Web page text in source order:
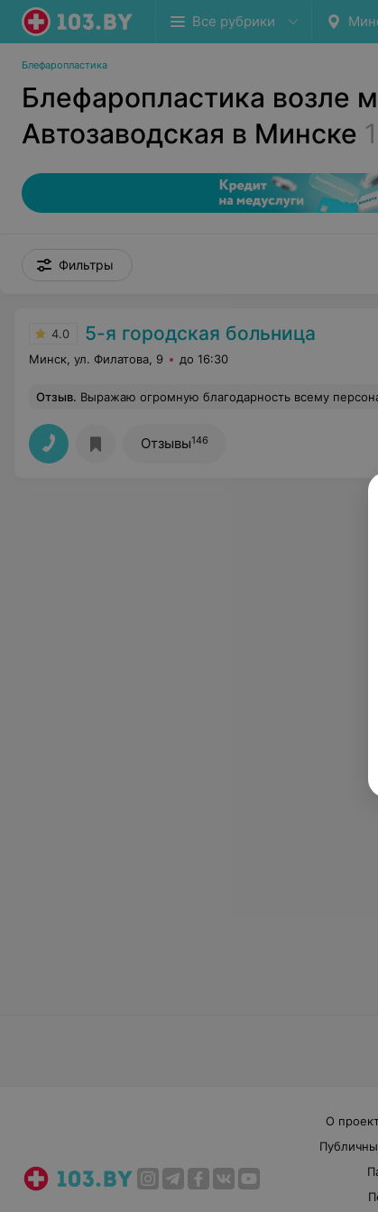
Все рубрики
Блефаропластика
Блефаропластика возле
Автозаводская в Минске 1
Фильтры
4.0 5-я городская больница
Минск, ул. Филатова, 9 до 16:30
Отзыв. Выражаю огромную благодарность всему персоналу отделения патологии беременности Роддома№5 г. Минска. Здесь я лежала на сохранении беременности, а затем кесарево сечение. Хочу выразить особую благодарность за высокий профессионализм моему врачу акушер – гинекологу Кухте Ирине Станиславовне!!! Низкий Вам поклон и огромное спасибо за Ваш труд!!! Побольше таких врачей как Вы, Ирина Станиславовна - и жить станет не так страшно!!! Просто нет слов какая замечательная, отзывчивая, человеколюбивая!!! Спасибо огромное!!! Долгих лет жизни и крепкого здоровья!!! И процветания!!! Счастья и
Отзывы146
О